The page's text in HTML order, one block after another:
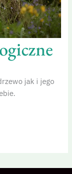
jak i jego